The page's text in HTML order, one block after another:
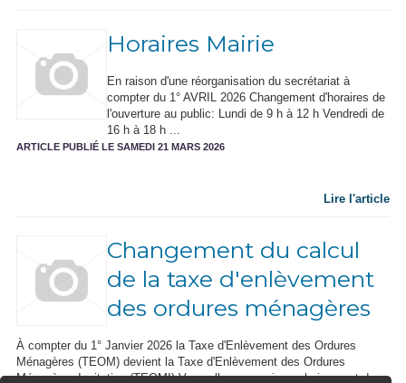
Horaires Mairie
En raison d'une réorganisation du secrétariat à
compter du 1° AVRIL 2026 Changement d'horaires de
l'ouverture au public: Lundi de 9 h à 12 h Vendredi de
16 h à 18 h ...
ARTICLE PUBLIÉ LE SAMEDI 21 MARS 2026
Lire l'article
Changement du calcul
de la taxe d'enlèvement
des ordures ménagères
À compter du 1° Janvier 2026 la Taxe d'Enlèvement des Ordures
Ménagères (TEOM) devient la Taxe d'Enlèvement des Ordures
Ménagères Incitative (TEOMI) Vous allez recevoir prochainement dans